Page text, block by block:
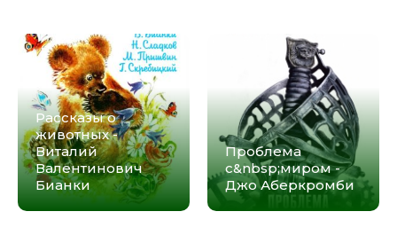
Рассказы о
животных -
Виталий
Валентинович
Бианки
Проблема
с&nbsp;миром -
Джо Аберкромби